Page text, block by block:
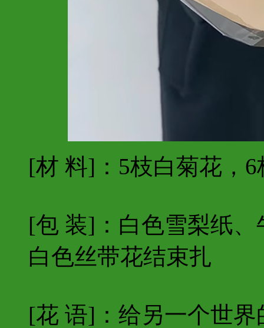
[材 料]：5枝白菊花，
[包 装]：白色雪梨纸
白色丝带花结束扎
[花 语]：给另一个世